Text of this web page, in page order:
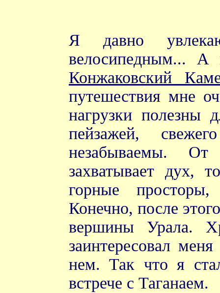
Я давно
велосипедным... А
Конжаковский
путешествия мне
нагрузки полезны
пейзажей,
незабываемы.
захватывает дух,
горные
Конечно, после
вершины Урала.
заинтересовал
нем. Так что я
встрече с Таганаем.